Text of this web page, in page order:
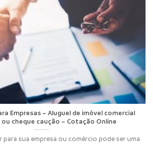
Empresas – Aluguel de imóvel comercial
ou cheque caução – Cotação Online
para sua empresa ou comércio pode ser uma